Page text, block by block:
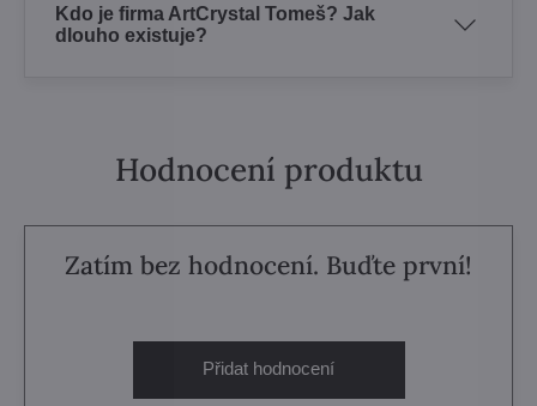
Kdo je firma ArtCrystal Tomeš? Jak
dlouho existuje?
Hodnocení produktu
Zatím bez hodnocení. Buďte první!
Přidat hodnocení